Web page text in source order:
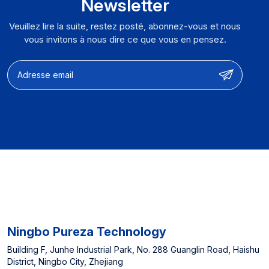
charbon de noix de coco
de première qualité avec
une couche externe de
filtration supérieure.
Certifié par des
organismes reconnus et
d'eau, couleur et logo,
performances et
fonctionnalités【OEM et
Newsletter
Veuillez lire la suite, restez posté, abonnez-vous et nous
vous invitons à nous dire ce que vous en pensez.
Ningbo Pureza Technology
Building F, Junhe Industrial Park, No. 288 Guanglin Road, Haishu
District, Ningbo City, Zhejiang